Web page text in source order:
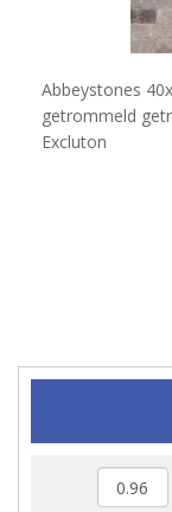
Abbeystones
getrommeld
Excluton